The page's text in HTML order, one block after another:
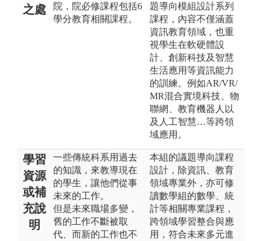
之處
院，院必修課程包括6
學分教育相關課程。
題導向模組設計系列
課程，內容不僅涵蓋
資訊教育領域，也重
視學生在軟硬體設
計、創新科技及智慧
生活應用等資訊能力
的訓練。例如AR/VR/
MR混合實境科技、物
聯網、教育機器人以
及人工智慧…等跨領
域應用。
學習
資源
或補
充說
明
一些傳統科系用過去
的知識，來教導現在
的學生，讓他們從事
未來的工作。
但是未來職場多變，
舊的工作不斷被取
代、而新的工作也不
本組的議題導向課程
設計，除資訊、教育
領域專業外，亦可修
讀數學組的數學、統
計等相關專業課程，
跨領域學習整合與應
用，符合未來多元進